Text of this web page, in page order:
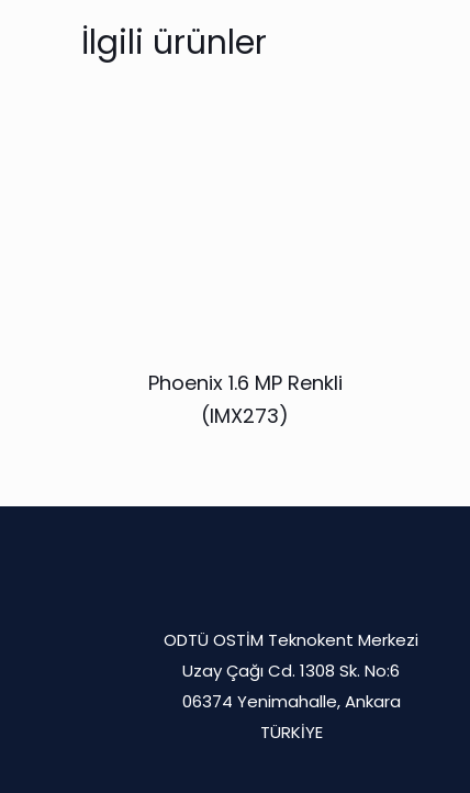
İlgili ürünler
Phoenix 1.6 MP Renkli
(IMX273)
ODTÜ OSTİM Teknokent Merkezi
Uzay Çağı Cd. 1308 Sk. No:6
06374 Yenimahalle, Ankara
TÜRKİYE